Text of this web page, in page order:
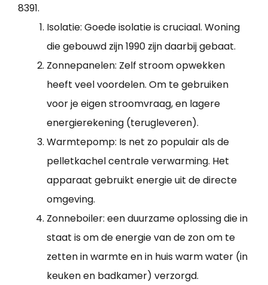
8391.
Isolatie: Goede isolatie is cruciaal. Woning
die gebouwd zijn 1990 zijn daarbij gebaat.
Zonnepanelen: Zelf stroom opwekken
heeft veel voordelen. Om te gebruiken
voor je eigen stroomvraag, en lagere
energierekening (terugleveren).
Warmtepomp: Is net zo populair als de
pelletkachel centrale verwarming. Het
apparaat gebruikt energie uit de directe
omgeving.
Zonneboiler: een duurzame oplossing die in
staat is om de energie van de zon om te
zetten in warmte en in huis warm water (in
keuken en badkamer) verzorgd.